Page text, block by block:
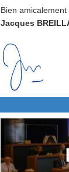
Bien amicalement
Jacques